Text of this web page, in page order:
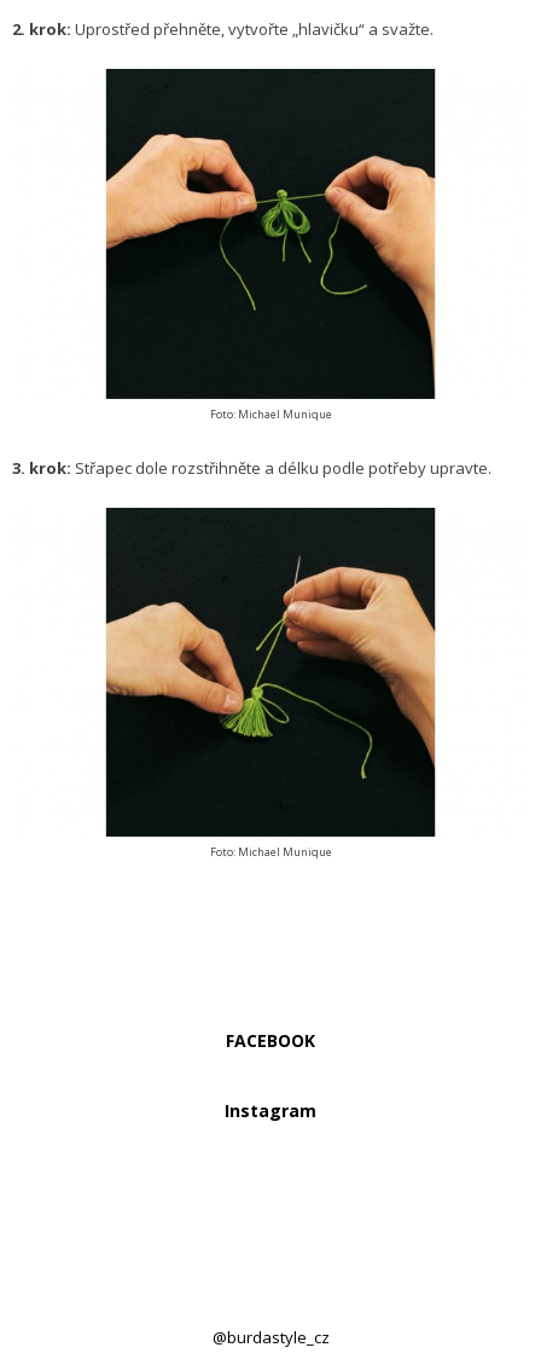
2. krok: Uprostřed přehněte, vytvořte „hlavičku“ a svažte.
Foto: Michael Munique
3. krok: Střapec dole rozstřihněte a délku podle potřeby upravte.
Foto: Michael Munique
FACEBOOK
Instagram
@burdastyle_cz